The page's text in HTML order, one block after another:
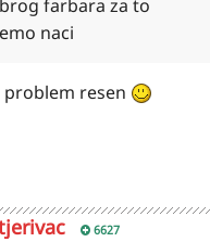
farbara za to
naci
problem resen
6627